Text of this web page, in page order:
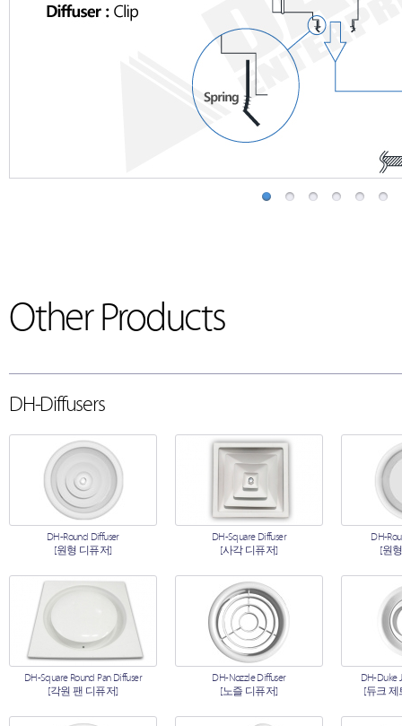
Other Products
DH-Diffusers
DH-Round Diffuser
[원형 디퓨저]
DH-Square Diffuser
[사각 디퓨저]
DH-
[원
DH-Square Round Pan Diffuser
[각원 팬 디퓨저]
DH-Nozzle Diffuser
[노즐 디퓨저]
DH-Duke
[듀크 제